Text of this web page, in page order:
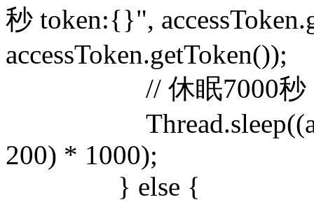
秒 token:{}",
accessToken.getToken());
// 休眠7000秒
200) * 1000);
} else {